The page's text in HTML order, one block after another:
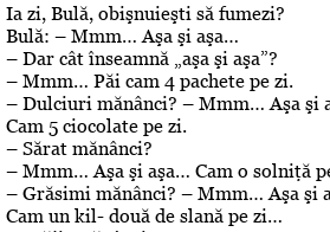
Ia zi, Bulă, obişnuieşti să fumezi?
Bulă: – Mmm… Aşa şi aşa…
– Dar cât înseamnă „aşa şi aşa”?
– Mmm… Păi cam 4 pachete pe zi.
– Dulciuri mănânci? – Mmm… Aşa şi
Cam 5 ciocolate pe zi.
– Sărat mănânci?
– Mmm… Aşa şi aşa… Cam o solniţă
– Grăsimi mănânci? – Mmm… Aşa şi
Cam un kil- două de slană pe zi…